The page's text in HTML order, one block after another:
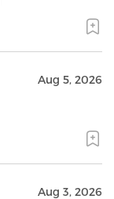
Aug 5, 2026
Aug 3, 2026